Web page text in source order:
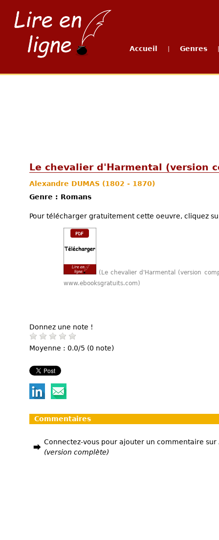
Accueil Genres
Le chevalier d'Harmental (version
Alexandre DUMAS (1802 - 1870)
Genre : Romans
Pour télécharger gratuitement cette oeuvre, cliquez
(Le chevalier d'Harmental (version
www.ebooksgratuits.com)
Donnez une note !
Moyenne : 0.0/5 (0 note)
Commentaires
Connectez-vous pour ajouter un commentaire sur
(version complète)